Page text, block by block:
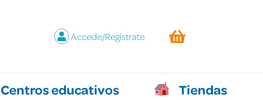
Accede/Regístrate
Centros educativos Tiendas